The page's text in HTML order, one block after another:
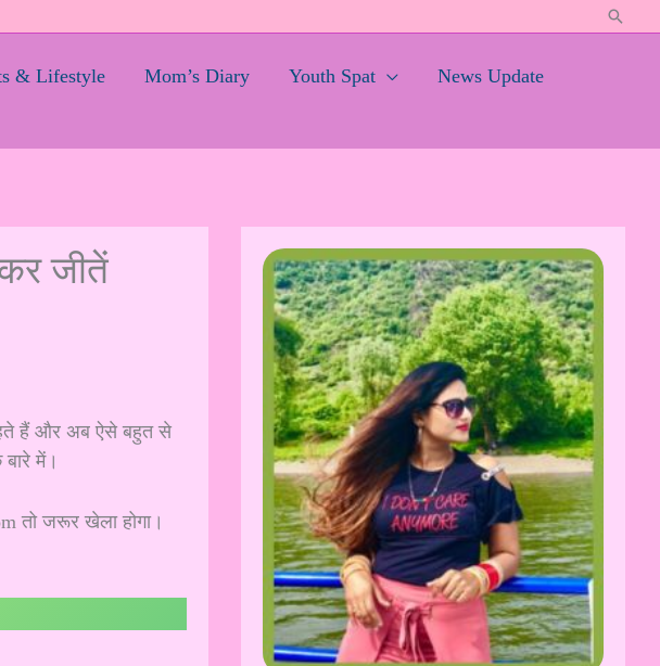
Search
& Lifestyle Mom’s Diary Youth Spat
News Update
जीतें
हैं और अब ऐसे बहुत से
में।
तो जरूर खेला होगा।